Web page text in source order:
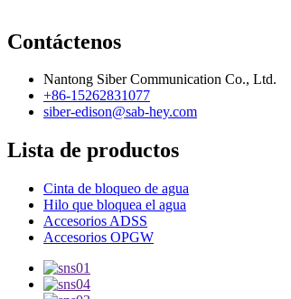
Contáctenos
Nantong Siber Communication Co., Ltd.
+86-15262831077
siber-edison@sab-hey.com
Lista de productos
Cinta de bloqueo de agua
Hilo que bloquea el agua
Accesorios ADSS
Accesorios OPGW